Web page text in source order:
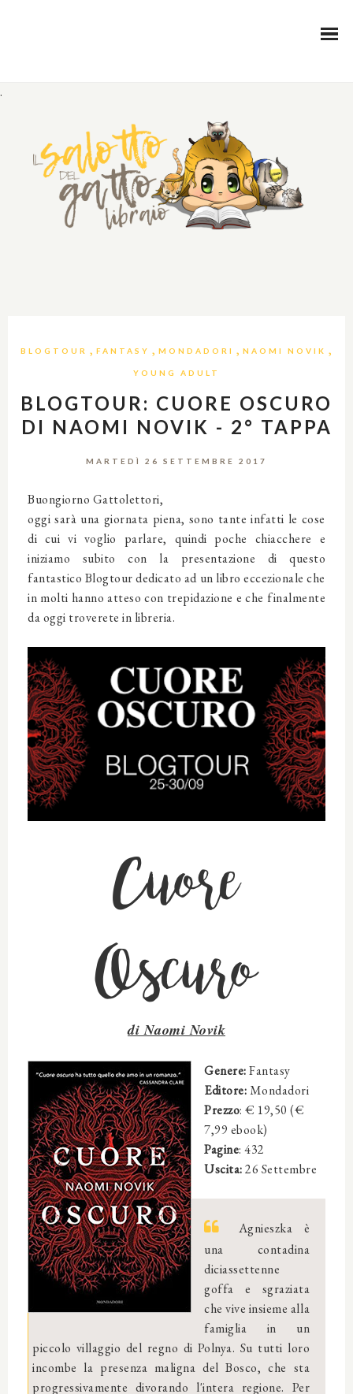
.
BLOGTOUR ,FANTASY ,MONDADORI ,NAOMI NOVIK ,
YOUNG ADULT
BLOGTOUR: CUORE OSCURO
DI NAOMI NOVIK - 2° TAPPA
MARTEDÌ 26 SETTEMBRE 2017
Buongiorno Gattolettori,
oggi sarà una giornata piena, sono tante infatti le cose
di cui vi voglio parlare, quindi poche chiacchere e
iniziamo subito con la presentazione di questo
fantastico Blogtour dedicato ad un libro eccezionale che
in molti hanno atteso con trepidazione e che finalmente
da oggi troverete in libreria.
Cuore
Oscuro
di Naomi Novik
Genere:Fantasy
Editore:Mondadori
Prezzo: € 19,50 (€
7,99 ebook)
Pagine: 432
Uscita:26 Settembre
Agnieszka è
una contadina
diciassettenne
goffa e sgraziata
che vive insieme alla
famiglia in un
piccolo villaggio del regno di Polnya. Su tutti loro
incombe la presenza maligna del Bosco, che sta
progressivamente divorando l'intera regione. Per